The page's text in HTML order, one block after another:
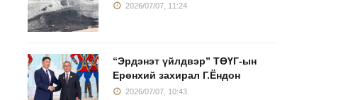
2026/07/07, 11:24
“Эрдэнэт үйлдвэр” ТӨҮГ-ын
Ерөнхий захирал Г.Ёндон
2026/07/07, 10:43